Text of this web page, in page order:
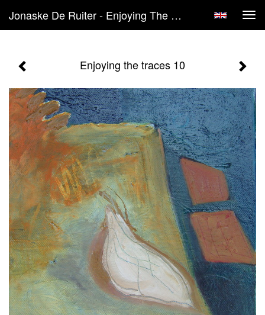
Jonaske De Ruiter - Enjoying The Traces 10
Enjoying the traces 10